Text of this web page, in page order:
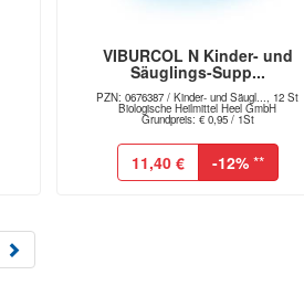
VIBURCOL N Kinder- und
Säuglings-Supp...
PZN: 0676387 / Kinder- und Säugl..., 12 St
Biologische Heilmittel Heel GmbH
Grundpreis: € 0,95 / 1St
11,40 € -12%**